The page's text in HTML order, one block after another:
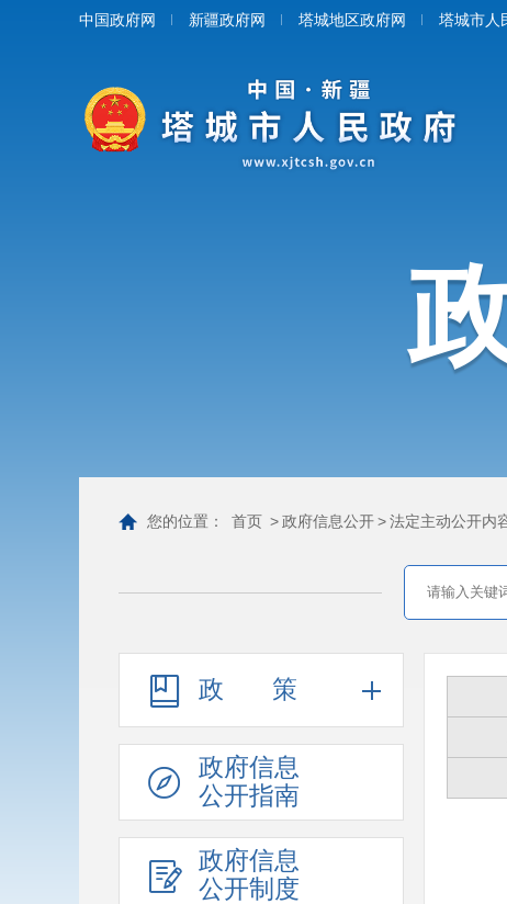
中国政府网 新疆政府网 塔城地区政府网 塔城市人
您的位置： 首页 >政府信息公开>法定主动公开内
政策
政府信息
公开指南
政府信息
公开制度